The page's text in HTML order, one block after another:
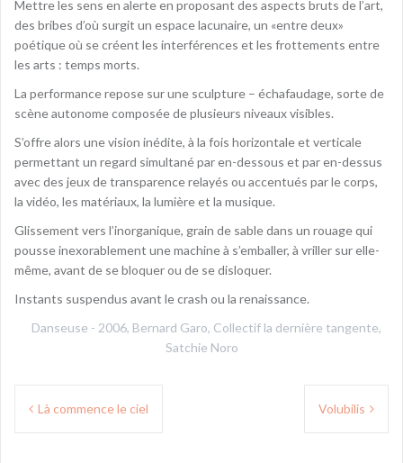
Mettre les sens en alerte en proposant des aspects bruts de l’art,
des bribes d’où surgit un espace lacunaire, un «entre deux»
poétique où se créent les interférences et les frottements entre
les arts : temps morts.
La performance repose sur une sculpture – échafaudage, sorte de
scène autonome composée de plusieurs niveaux visibles.
S’offre alors une vision inédite, à la fois horizontale et verticale
permettant un regard simultané par en-dessous et par en-dessus
avec des jeux de transparence relayés ou accentués par le corps,
la vidéo, les matériaux, la lumière et la musique.
Glissement vers l’inorganique, grain de sable dans un rouage qui
pousse inexorablement une machine à s’emballer, à vriller sur elle-
même, avant de se bloquer ou de se disloquer.
Instants suspendus avant le crash ou la renaissance.
Danseuse - 2006, Bernard Garo, Collectif la dernière tangente,
Satchie Noro
Navigation
Là commence le ciel Volubilis